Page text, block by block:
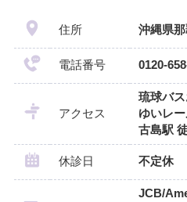
住所 沖縄県
電話番号 0120-
アクセス
琉球バ
ゆいレ
古島駅
休診日 不定休
JCB/